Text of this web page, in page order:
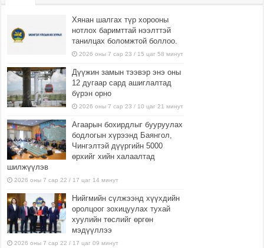
Хянан шалгах түр хорооны
нотлох баримттай нээлттэй
танилцах боломжтой боллоо.
2026 оны 7 сар 23 / 15 цаг 58 минут
Дүүжин замын тээвэр энэ оны
12 дугаар сард ашиглалтад
бүрэн орно
2026 оны 7 сар 23 / 10 цаг 21 минут
Агаарын бохирдлыг бууруулах
бодлогын хүрээнд Баянгол,
Чингэлтэй дүүргийн 5000
өрхийг хийн халаалтад
шилжүүлэв
2026 оны 7 сар 22 / 17 цаг 14 минут
Нийгмийн сүлжээнд хүүхдийн
оролцоог зохицуулах тухай
хуулийн төслийг өргөн
мэдүүллээ
2026 оны 7 сар 22 / 17 цаг 09 минут